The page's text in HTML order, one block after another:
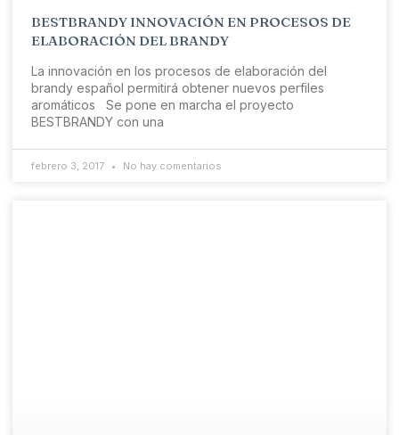
BESTBRANDY INNOVACIÓN EN PROCESOS DE
ELABORACIÓN DEL BRANDY
La innovación en los procesos de elaboración del
brandy español permitirá obtener nuevos perfiles
aromáticos Se pone en marcha el proyecto
BESTBRANDY con una
febrero 3, 2017 No hay comentarios